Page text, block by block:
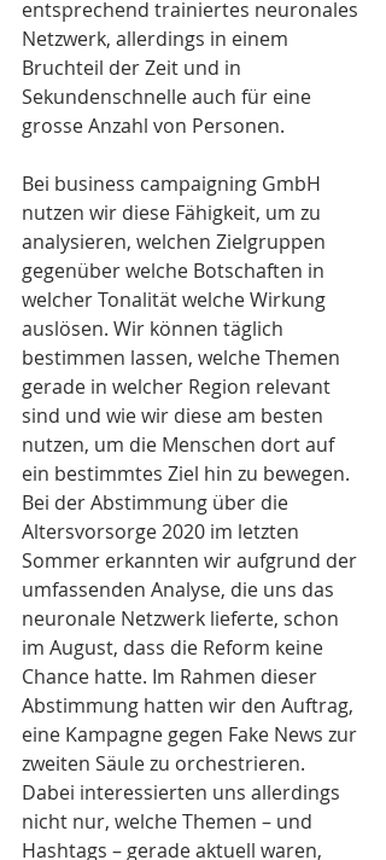
entsprechend trainiertes neuronales
Netzwerk, allerdings in einem
Bruchteil der Zeit und in
Sekundenschnelle auch für eine
grosse Anzahl von Personen.
Bei business campaigning GmbH
nutzen wir diese Fähigkeit, um zu
analysieren, welchen Zielgruppen
gegenüber welche Botschaften in
welcher Tonalität welche Wirkung
auslösen. Wir können täglich
bestimmen lassen, welche Themen
gerade in welcher Region relevant
sind und wie wir diese am besten
nutzen, um die Menschen dort auf
ein bestimmtes Ziel hin zu bewegen.
Bei der Abstimmung über die
Altersvorsorge 2020 im letzten
Sommer erkannten wir aufgrund der
umfassenden Analyse, die uns das
neuronale Netzwerk lieferte, schon
im August, dass die Reform keine
Chance hatte. Im Rahmen dieser
Abstimmung hatten wir den Auftrag,
eine Kampagne gegen Fake News zur
zweiten Säule zu orchestrieren.
Dabei interessierten uns allerdings
nicht nur, welche Themen – und
Hashtags – gerade aktuell waren,